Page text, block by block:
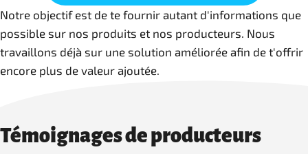
Notre objectif est de te fournir autant d'informations que
possible sur nos produits et nos producteurs. Nous
travaillons déjà sur une solution améliorée afin de t'offrir
encore plus de valeur ajoutée.
Témoignages de producteurs